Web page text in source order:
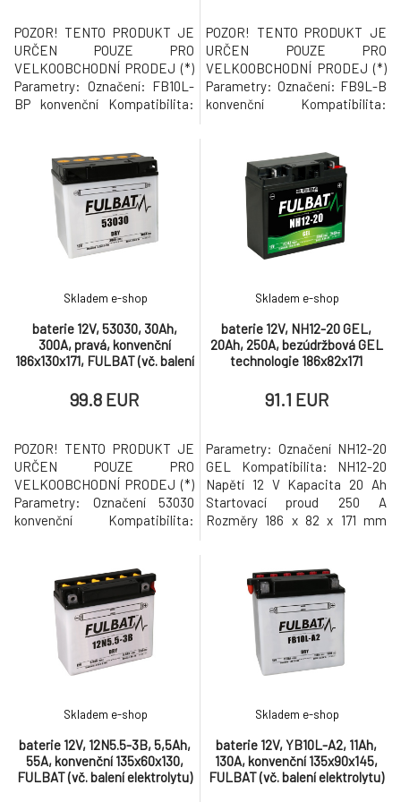
POZOR! TENTO PRODUKT JE
URČEN POUZE PRO
VELKOOBCHODNÍ PRODEJ (*)
Parametry: Označení: FB10L-
BP konvenční Kompatibilita:
proud 165 A Rozměry 135 x 90 x
145 mm Pólování: - / + (plus
vpravo) Váha 3,73 kg (*) Prodej
baterií v nezprovozněném
stavu s ampulí kyseliny sírové,
stejně tak
POZOR! TENTO PRODUKT JE
URČEN POUZE PRO
VELKOOBCHODNÍ PRODEJ (*)
Parametry: Označení: FB9L-B
konvenční Kompatibilita:
Rozměry 135 x 75 x 139 mm
Pólování: - / + (plus vpravo)
Váha 2,91 kg (*) Prodej baterií v
nezprovozněném stavu s
ampulí kyseliny sírové, stejně
baterie 12V, 53030, 30Ah,
300A, pravá, konvenční
186x130x171, FULBAT (vč. balení
Skladem e-shop
99.8 EUR
POZOR! TENTO PRODUKT JE
URČEN POUZE PRO
VELKOOBCHODNÍ PRODEJ (*)
Parametry: Označení 53030
konvenční Kompatibilita:
Rozměry 186 x 130 x 171 mm
Pólování: - / + (plus vpravo)
Váha 8,21 kg (*) Prodej baterií v
nezprovozněném stavu s
ampulí kyseliny sírové, stejně
tak jako
baterie 12V, NH12-20 GEL,
20Ah, 250A, bezúdržbová GEL
technologie 186x82x171
Skladem e-shop
91.1 EUR
Parametry: Označení NH12-20
GEL Kompatibilita: NH12-20
Napětí 12 V Kapacita 20 Ah
Startovací proud 250 A
Rozměry 186 x 82 x 171 mm
funkce: Nová inovativní GEL
technologie Z materiálu
odolného proti vibracím Odolná
proti úniku elektrolytu a
samozřejmě bezúdržbová O 30
% výkonějš
baterie 12V, 12N5.5-3B, 5,5Ah,
55A, konvenční 135x60x130,
FULBAT (vč. balení elektrolytu)
Skladem e-shop
baterie 12V, YB10L-A2, 11Ah,
130A, konvenční 135x90x145,
FULBAT (vč. balení elektrolytu)
Skladem e-shop